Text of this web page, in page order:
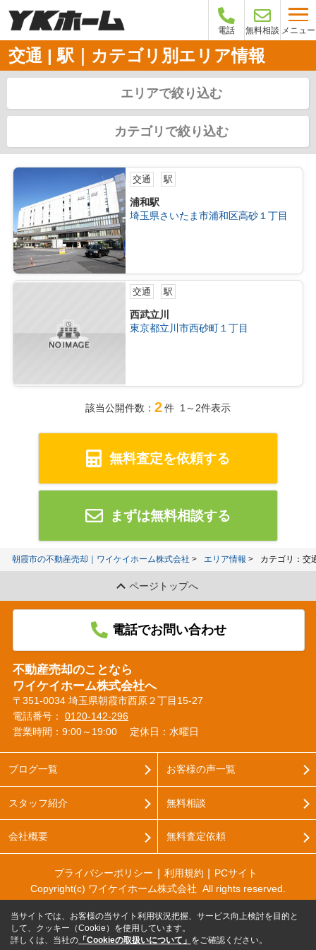
電話 無料相談 メニュー
交通 | 駅｜カテゴリ別エリア情報
エリアで絞り込む
カテゴリで絞り込む
交通 駅
浦和駅
埼玉県さいたま市浦和区高砂１丁目
交通 駅
西武立川
東京都立川市西砂町１丁目
該当公開件数： 2件 1～2件表示
無料査定を依頼する
まずは無料相談する
朝霞市の不動産売却｜ワイケイホーム株式会社 エリア情報 カテゴリ：交
ページトップへ
電話でお問い合わせ
不動産売却のことなら
ワイケイホーム株式会社へ
〒351-0034 埼玉県朝霞市西原２丁目15-27
電話番号： 0120-142-296
営業時間：9:00～19:00
定休日：水曜日
ブログ一覧
スタッフ紹介
会社概要
お客様の声一覧
無料相談
無料査定依頼
プライバシーポリシー 利用規約
PCサイト
Copyright(c) ワイケイホーム株式会社 All rights reserved.
当サイトでは、お客様の当サイト利用状況把握、サービス向上検討を目的と
して、クッキー（Cookie）を使用しています。
詳しくは、当社の 「Cookieの取扱いについて」 をご確認ください。